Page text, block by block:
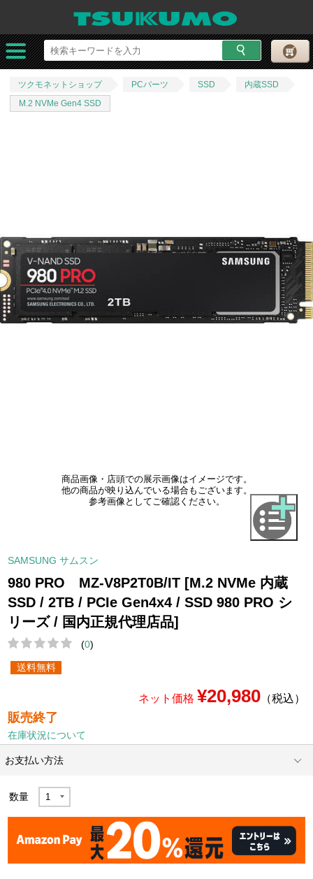
ツクモネットショップ PCパーツ SSD
内蔵SSD
M.2 NVMe Gen4 SSD
商品画像・店頭での展示画像はイメージです。
他の商品が映り込んでいる場合もございます。
参考画像としてご確認ください。
SAMSUNG サムスン
980 PRO MZ-V8P2T0B/IT [M.2 NVMe 内蔵
SSD / 2TB / PCIe Gen4x4 / SSD 980 PRO シ
リーズ / 国内正規代理店品]
(0)
送料無料
ネット価格 ¥20,980（税込）
販売終了
在庫状況について
お支払い方法
数量